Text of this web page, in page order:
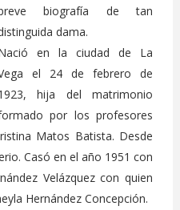
biografía de tan
dama.
en la ciudad de La
el 24 de febrero de
hija del matrimonio
por los profesores
Matos Batista. Desde
Casó en el año 1951 con
Velázquez con quien
Hernández Concepción.